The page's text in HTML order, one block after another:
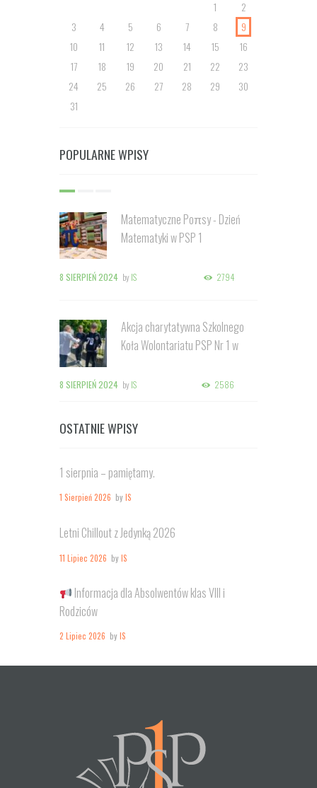
1
2
3
4 5 6 7 8
9
10
11 12 13 14 15
16
17
18 19 20 21 22
23
24
25 26 27 28 29
30
31
POPULARNE WPISY
Matematyczne Poπsy - Dzień
Matematyki w PSP 1
8 SIERPIEŃ 2024 by IS 2794
Akcja charytatywna Szkolnego
Koła Wolontariatu PSP Nr 1 w
8 SIERPIEŃ 2024 by IS 2586
OSTATNIE WPISY
1 sierpnia – pamiętamy.
1 Sierpień 2026 byIS
Letni Chillout z Jedynką 2026
11 Lipiec 2026 byIS
Informacja dla Absolwentów klas VIII i
Rodziców
2 Lipiec 2026 byIS